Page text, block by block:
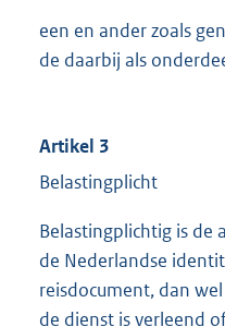
een en ander zoals
de daarbij als
Artikel 3
Belastingplicht
Belastingplichtig is de
de Nederlandse
reisdocument, dan
de dienst is verleend